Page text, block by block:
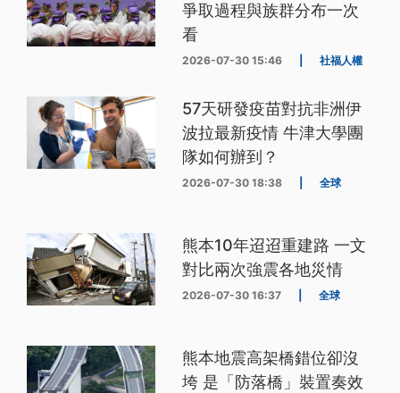
爭取過程與族群分布一次
看
2026-07-30 15:46 社福人權
57天研發疫苗對抗非洲伊
波拉最新疫情 牛津大學團
隊如何辦到？
2026-07-30 18:38 全球
熊本10年迢迢重建路 一文
對比兩次強震各地災情
2026-07-30 16:37 全球
熊本地震高架橋錯位卻沒
垮 是「防落橋」裝置奏效